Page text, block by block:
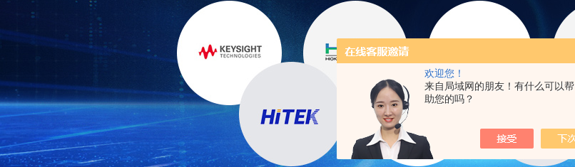
欢迎您！
来自局域网的朋友！有什么可以帮
助您的吗？